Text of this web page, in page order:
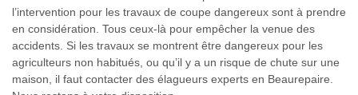
l’intervention pour les travaux de coupe dangereux sont à prendre
en considération. Tous ceux-là pour empêcher la venue des
accidents. Si les travaux se montrent être dangereux pour les
agriculteurs non habitués, ou qu’il y a un risque de chute sur une
maison, il faut contacter des élagueurs experts en Beaurepaire.